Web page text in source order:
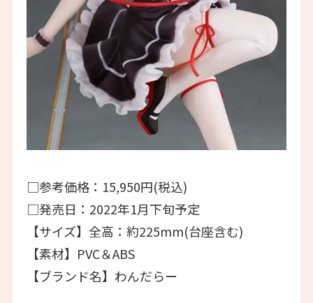
□参考価格：15,950円(税込)
□発売日：2022年1月下旬予定
【サイズ】全高：約225mm(台座含む)
【素材】PVC＆ABS
【ブランド名】わんだらー